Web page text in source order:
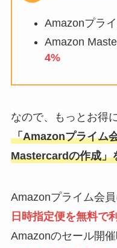
Amazonプラ
Amazon
4%
なので、もっとお得
「Amazonプライム
Mastercardの作成」
Amazonプライム会員
日時指定便を無料で
Amazonのセール開